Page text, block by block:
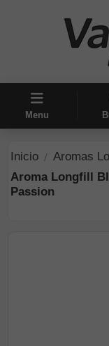
Menu
Inicio
Aromas
Aroma Longfill
Passion